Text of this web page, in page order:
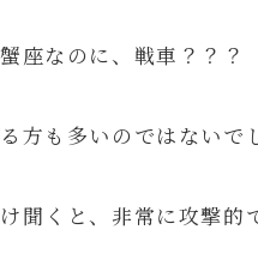
座なのに、戦車？？？
方も多いのではないで
聞くと、非常に攻撃的